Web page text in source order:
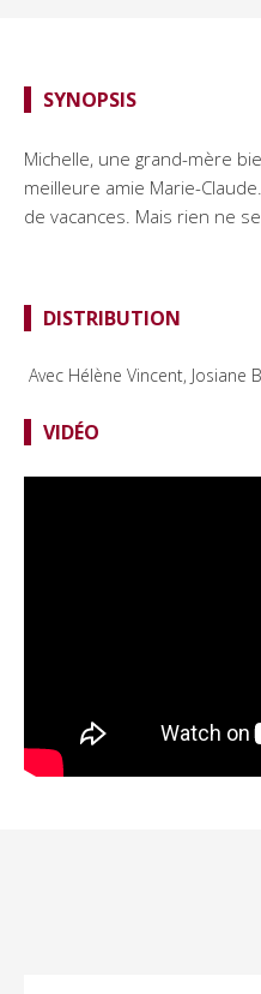
SYNOPSIS
Michelle, une grand-mère
meilleure amie Marie-
de vacances. Mais rien ne
DISTRIBUTION
Avec Hélène Vincent, Josiane
VIDÉO